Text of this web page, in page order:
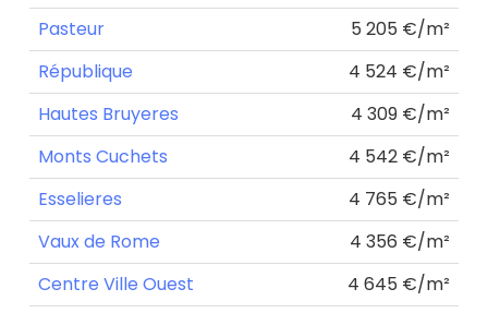
Pasteur
5 205 €/m²
République
4 524 €/m²
Hautes Bruyeres
4 309 €/m²
Monts Cuchets
4 542 €/m²
Esselieres
4 765 €/m²
Vaux de Rome
4 356 €/m²
Centre Ville Ouest
4 645 €/m²